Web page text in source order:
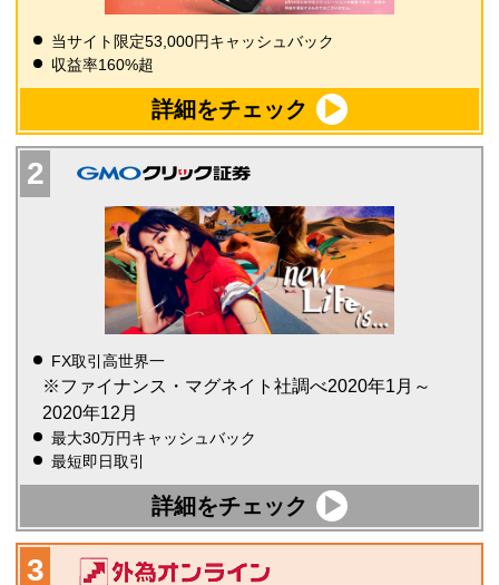
当サイト限定53,000円キャッシュバック
収益率160%超
詳細をチェック
FX取引高世界一
※ファイナンス・マグネイト社調べ2020年1月～
2020年12月
最大30万円キャッシュバック
最短即日取引
詳細をチェック